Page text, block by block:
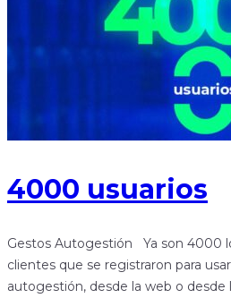
4000 usuarios
Gestos Autogestión Ya son 4000
clientes que se registraron para
autogestión, desde la web o desde